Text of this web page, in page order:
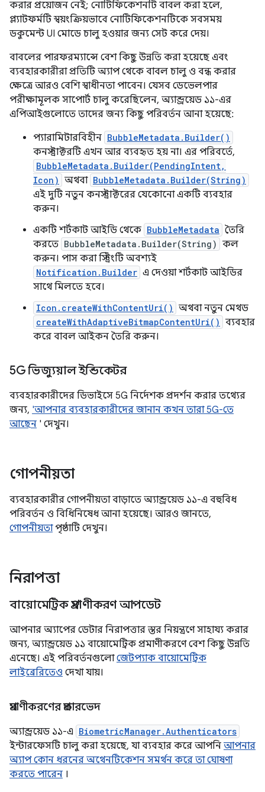
করার প্রয়োজন নেই; নোটিফিকেশনটি বাবল করা হলে,
প্ল্যাটফর্মটি স্বয়ংক্রিয়ভাবে নোটিফিকেশনটিকে সবসময়
ডকুমেন্ট UI মোডে চালু হওয়ার জন্য সেট করে দেয়।
বাবলের পারফরম্যান্সে বেশ কিছু উন্নতি করা হয়েছে এবং
ব্যবহারকারীরা প্রতিটি অ্যাপ থেকে বাবল চালু ও বন্ধ করার
ক্ষেত্রে আরও বেশি স্বাধীনতা পাবেন। যেসব ডেভেলপার
পরীক্ষামূলক সাপোর্ট চালু করেছিলেন, অ্যান্ড্রয়েড ১১-এর
এপিআইগুলোতে তাদের জন্য কিছু পরিবর্তন আনা হয়েছে:
প্যারামিটারবিহীন BubbleMetadata.Builder()
কনস্ট্রাক্টরটি এখন আর ব্যবহৃত হয় না। এর পরিবর্তে,
BubbleMetadata.Builder(PendingIntent,
Icon) অথবা BubbleMetadata.Builder(String)
এই দুটি নতুন কনস্ট্রাক্টরের যেকোনো একটি ব্যবহার
করুন।
একটি শর্টকাট আইডি থেকে BubbleMetadata তৈরি
করতে BubbleMetadata.Builder(String) কল
করুন। পাস করা স্ট্রিংটি অবশ্যই
Notification.Builder এ দেওয়া শর্টকাট আইডির
সাথে মিলতে হবে।
Icon.createWithContentUri() অথবা নতুন মেথড
createWithAdaptiveBitmapContentUri() ব্যবহার
করে বাবল আইকন তৈরি করুন।
5G ভিজ্যুয়াল ইন্ডিকেটর
ব্যবহারকারীদের ডিভাইসে 5G নির্দেশক প্রদর্শন করার তথ্যের
জন্য, 'আপনার ব্যবহারকারীদের জানান কখন তারা 5G-তে
আছেন ' দেখুন।
গোপনীয়তা
ব্যবহারকারীর গোপনীয়তা বাড়াতে অ্যান্ড্রয়েড ১১-এ বহুবিধ
পরিবর্তন ও বিধিনিষেধ আনা হয়েছে। আরও জানতে,
গোপনীয়তাপৃষ্ঠাটি দেখুন।
নিরাপত্তা
বায়োমেট্রিক প্রমাণীকরণ আপডেট
আপনার অ্যাপের ডেটার নিরাপত্তার স্তর নিয়ন্ত্রণে সাহায্য করার
জন্য, অ্যান্ড্রয়েড ১১ বায়োমেট্রিক প্রমাণীকরণে বেশ কিছু উন্নতি
এনেছে। এই পরিবর্তনগুলোজেটপ্যাক বায়োমেট্রিক
লাইব্রেরিতেও দেখা যায়।
প্রমাণীকরণের প্রকারভেদ
অ্যান্ড্রয়েড ১১-এ BiometricManager.Authenticators
ইন্টারফেসটি চালু করা হয়েছে, যা ব্যবহার করে আপনি আপনার
অ্যাপ কোন ধরনের অথেনটিকেশন সমর্থন করে তা ঘোষণা
করতে পারেন ।